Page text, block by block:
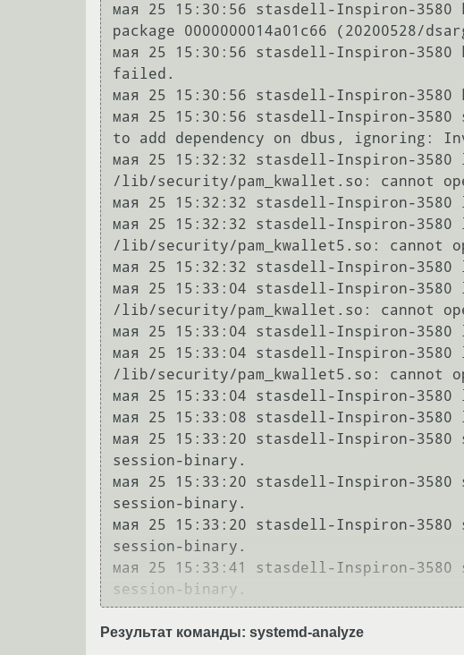
мая 25 15:30:56 stasdell-Inspiron-3580
package 0000000014a01c66 (20200528/
мая 25 15:30:56 stasdell-Inspiron-3580
failed.
мая 25 15:30:56 stasdell-Inspiron-
мая 25 15:30:56 stasdell-Inspiron-3580
to add dependency on dbus, ignoring:
мая 25 15:32:32 stasdell-Inspiron-3580
/lib/security/pam_kwallet.so: cannot
мая 25 15:32:32 stasdell-Inspiron-3580
мая 25 15:32:32 stasdell-Inspiron-3580
/lib/security/pam_kwallet5.so:
мая 25 15:32:32 stasdell-Inspiron-3580
мая 25 15:33:04 stasdell-Inspiron-3580
/lib/security/pam_kwallet.so: cannot
мая 25 15:33:04 stasdell-Inspiron-3580
мая 25 15:33:04 stasdell-Inspiron-3580
/lib/security/pam_kwallet5.so:
мая 25 15:33:04 stasdell-Inspiron-3580
мая 25 15:33:08 stasdell-Inspiron-
мая 25 15:33:20 stasdell-Inspiron-
session-binary.
мая 25 15:33:20 stasdell-Inspiron-
session-binary.
мая 25 15:33:20 stasdell-Inspiron-
session-binary.
мая 25 15:33:41 stasdell-Inspiron-
Результат команды: systemd-analyze